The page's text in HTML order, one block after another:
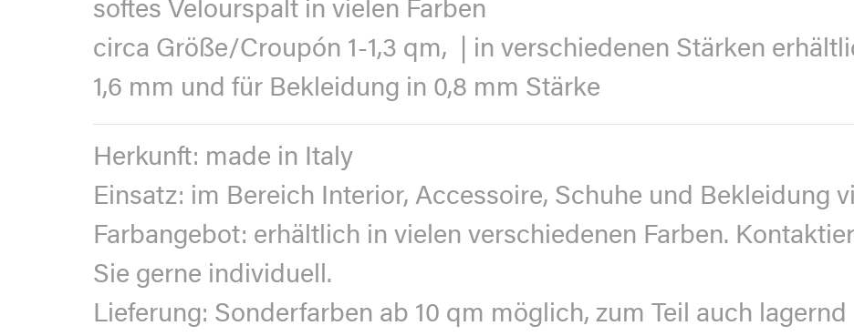
softes Velourspalt in vielen Farben
circa Größe/Croupón 1-1,3 qm, | in verschiedenen Stärken
1,6 mm und für Bekleidung in 0,8 mm Stärke
Herkunft: made in Italy
Einsatz: im Bereich Interior, Accessoire, Schuhe und Bekleidung
Farbangebot: erhältlich in vielen verschiedenen Farben.
Sie gerne individuell.
Lieferung: Sonderfarben ab 10 qm möglich, zum Teil auch